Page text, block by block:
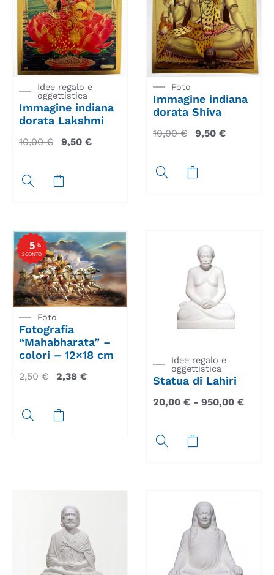
Idee regalo e
oggettistica
Immagine indiana
dorata Lakshmi
10,00€ 9,50 €
Foto
Immagine indiana
dorata Shiva
10,00€ 9,50 €
%
SCONTO
5
Foto
Fotografia
“Mahabharata” –
colori – 12×18 cm
2,50€ 2,38 €
Idee regalo e
oggettistica
Statua di Lahiri
20,00 € - 950,00 €